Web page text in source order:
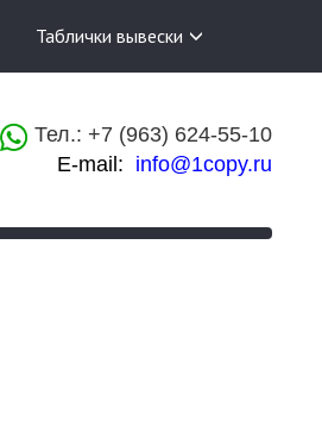
Таблички вывески
​ Тел.: +7 (963) 624-55-10
E-mail: info@1copy.ru